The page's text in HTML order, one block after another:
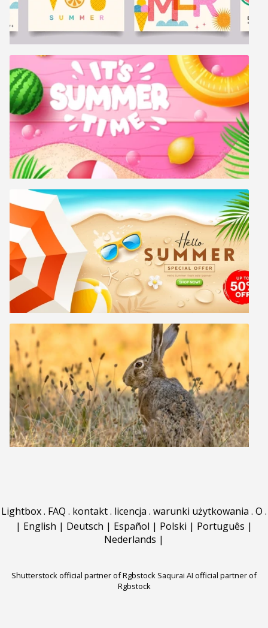
Lightbox. FAQ . kontakt. licencja . warunki użytkowania . O .
| English | Deutsch | Español | Polski | Português |
Nederlands |
Shutterstock official partner of Rgbstock Saqurai AI official partner of
Rgbstock